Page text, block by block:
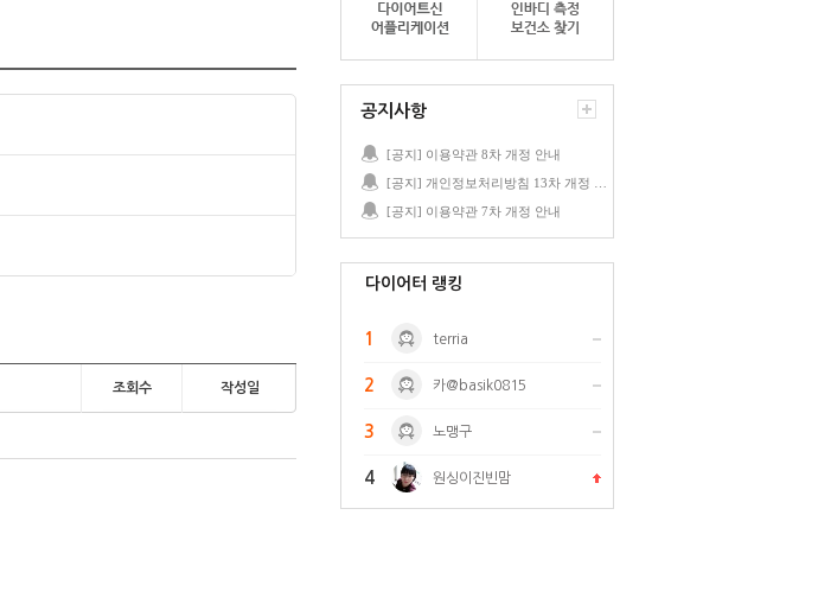
조회수 작성일
공지사항
[공지] 이용약관 8차 개정 안내
[공지] 이용약관 7차 개정 안내
다이어터 랭킹
1 terria
2 카@basik0815
3 노맹구
4 원싱이진빈맘